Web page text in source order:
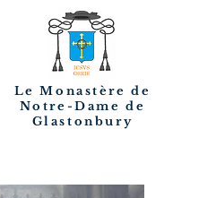
Le Monastère de
Notre-Dame de
Glastonbury